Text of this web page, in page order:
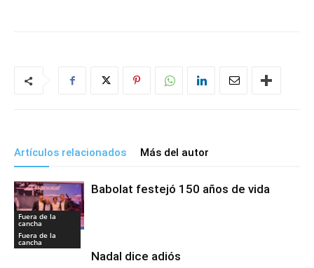
Artículos relacionados Más del autor
Fuera de la
cancha
Babolat festejó 150 años de vida
Fuera de la
cancha
Nadal dice adiós